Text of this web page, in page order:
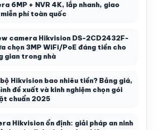
6MP + NVR 4K, lắp nhanh, giao
phí toàn quốc
camera Hikvision DS-2CD2432F-
chọn 3MP WiFi/PoE đáng tiền cho
gian trong nhà
Hikvision bao nhiêu tiền? Bảng giá,
đề xuất và kinh nghiệm chọn gói
chuẩn 2025
Hikvision ổn định: giải pháp an ninh